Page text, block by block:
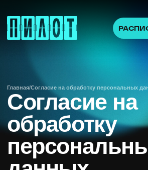
РАСПИСАНИЕ
Согласие на
обработку
персональных
данных